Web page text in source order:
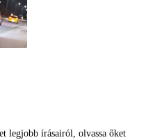
legjobb írásairól, olvassa őket